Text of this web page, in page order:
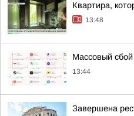
Квартира,
13:48
Массовый
13:44
Завершена